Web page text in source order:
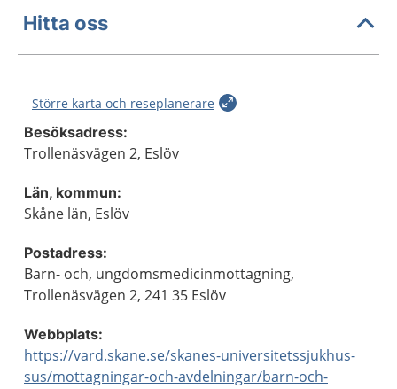
Hitta oss
Större karta och reseplanerare
Besöksadress:
Trollenäsvägen 2, Eslöv
Län, kommun:
Skåne län, Eslöv
Postadress:
Barn- och, ungdomsmedicinmottagning,
Trollenäsvägen 2, 241 35 Eslöv
Webbplats:
https://vard.skane.se/skanes-universitetssjukhus-
sus/mottagningar-och-avdelningar/barn-och-